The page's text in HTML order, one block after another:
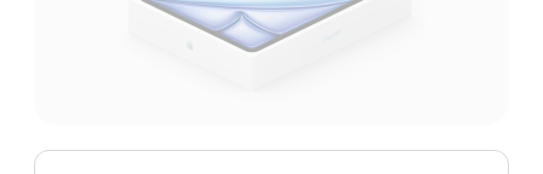
Apple Trade In.